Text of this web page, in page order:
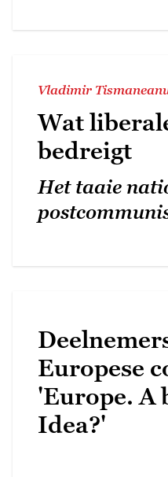
Vladimir
Wat
bedreigt
Het taaie
Europese
'Europe. A
Idea?'